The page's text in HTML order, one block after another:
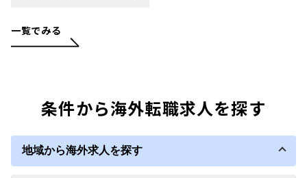
一覧でみる
条件から海外転職求人を探す
地域から海外求人を探す